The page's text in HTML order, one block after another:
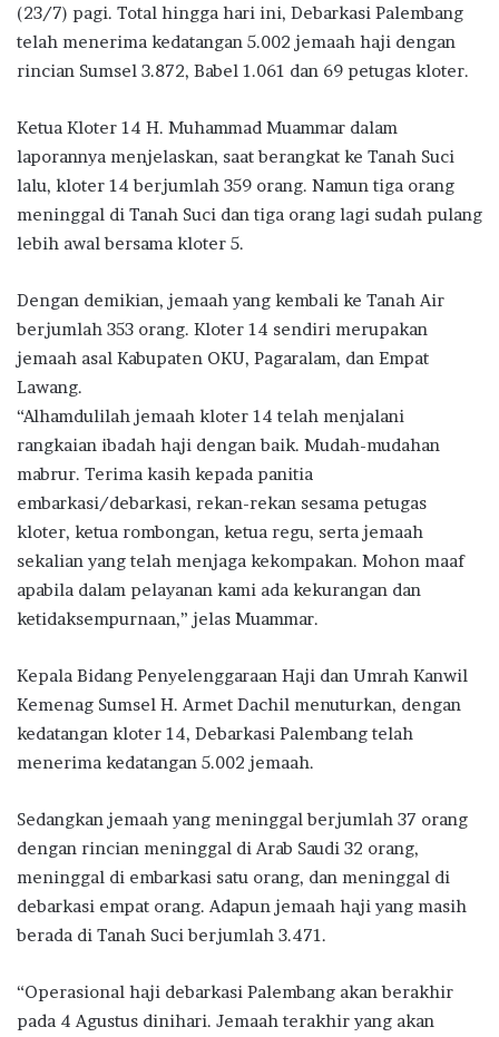
(23/7) pagi. Total hingga hari ini, Debarkasi Palembang
telah menerima kedatangan 5.002 jemaah haji dengan
rincian Sumsel 3.872, Babel 1.061 dan 69 petugas kloter.
Ketua Kloter 14 H. Muhammad Muammar dalam
laporannya menjelaskan, saat berangkat ke Tanah Suci
lalu, kloter 14 berjumlah 359 orang. Namun tiga orang
meninggal di Tanah Suci dan tiga orang lagi sudah pulang
lebih awal bersama kloter 5.
Dengan demikian, jemaah yang kembali ke Tanah Air
berjumlah 353 orang. Kloter 14 sendiri merupakan
jemaah asal Kabupaten OKU, Pagaralam, dan Empat
Lawang.
“Alhamdulilah jemaah kloter 14 telah menjalani
rangkaian ibadah haji dengan baik. Mudah-mudahan
mabrur. Terima kasih kepada panitia
embarkasi/debarkasi, rekan-rekan sesama petugas
kloter, ketua rombongan, ketua regu, serta jemaah
sekalian yang telah menjaga kekompakan. Mohon maaf
apabila dalam pelayanan kami ada kekurangan dan
ketidaksempurnaan,” jelas Muammar.
Kepala Bidang Penyelenggaraan Haji dan Umrah Kanwil
Kemenag Sumsel H. Armet Dachil menuturkan, dengan
kedatangan kloter 14, Debarkasi Palembang telah
menerima kedatangan 5.002 jemaah.
Sedangkan jemaah yang meninggal berjumlah 37 orang
dengan rincian meninggal di Arab Saudi 32 orang,
meninggal di embarkasi satu orang, dan meninggal di
debarkasi empat orang. Adapun jemaah haji yang masih
berada di Tanah Suci berjumlah 3.471.
“Operasional haji debarkasi Palembang akan berakhir
pada 4 Agustus dinihari. Jemaah terakhir yang akan